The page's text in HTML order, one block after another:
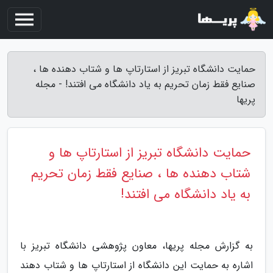
حمایت دانشگاه تبریز از استارتاپ ها و شتاب دهنده ها ،
صنایع فقط زمان تحریم به یاد دانشگاه می افتند! - مجله
پریها
حمایت دانشگاه تبریز از استارتاپ ها و
شتاب دهنده ها ، صنایع فقط زمان تحریم
به یاد دانشگاه می افتند!
به گزارش مجله پریها، معاون پژوهشی دانشگاه تبریز با
اشاره به حمایت این دانشگاه از استارتاپ ها و شتاب دهند